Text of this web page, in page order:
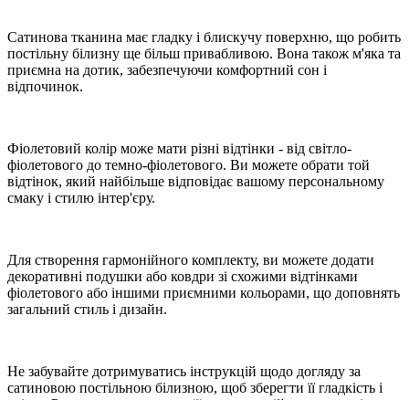
Сатинова тканина має гладку і блискучу поверхню, що робить
постільну білизну ще більш привабливою. Вона також м'яка та
приємна на дотик, забезпечуючи комфортний сон і
відпочинок.
Фіолетовий колір може мати різні відтінки - від світло-
фіолетового до темно-фіолетового. Ви можете обрати той
відтінок, який найбільше відповідає вашому персональному
смаку і стилю інтер'єру.
Для створення гармонійного комплекту, ви можете додати
декоративні подушки або ковдри зі схожими відтінками
фіолетового або іншими приємними кольорами, що доповнять
загальний стиль і дизайн.
Не забувайте дотримуватись інструкцій щодо догляду за
сатиновою постільною білизною, щоб зберегти її гладкість і